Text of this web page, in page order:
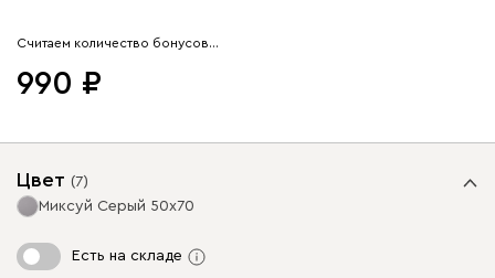
Считаем количество бонусов…
990
Цвет (7)
Миксуй Серый 50x70
Есть на складе